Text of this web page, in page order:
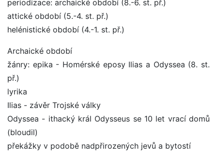
periodizace: archaické období (8.-6. st. př.)
attické období (5.-4. st. př.)
helénistické období (4.-1. st. př.)
Archaické období
žánry: epika - Homérské eposy Ilias a Odyssea (8. st.
př.)
lyrika
Ilias - závěr Trojské války
Odyssea - ithacký král Odysseus se 10 let vrací domů
(bloudil)
překážky v podobě nadpřirozených jevů a bytostí